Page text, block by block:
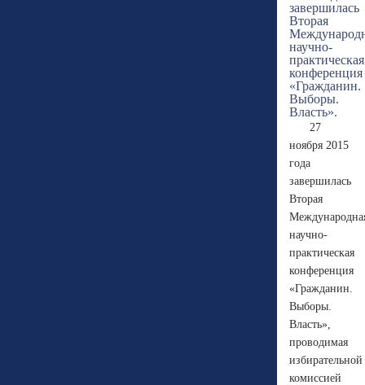
27
ноября 2015
года
завершилась
Вторая
научно-
практическая
конференция
«Гражданин.
Выборы.
Власть»,
проводимая
избирательной
комиссией